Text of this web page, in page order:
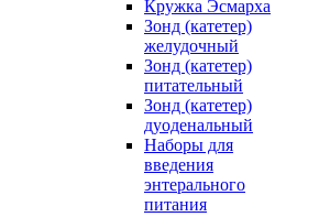
Кружка Эсмарха
Зонд (катетер)
желудочный
Зонд (катетер)
питательный
Зонд (катетер)
дуоденальный
Наборы для
введения
энтерального
питания